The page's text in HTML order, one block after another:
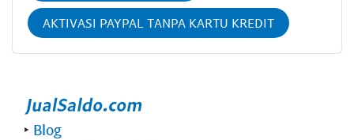
AKTIVASI PAYPAL TANPA KARTU KREDIT
‣ Blog